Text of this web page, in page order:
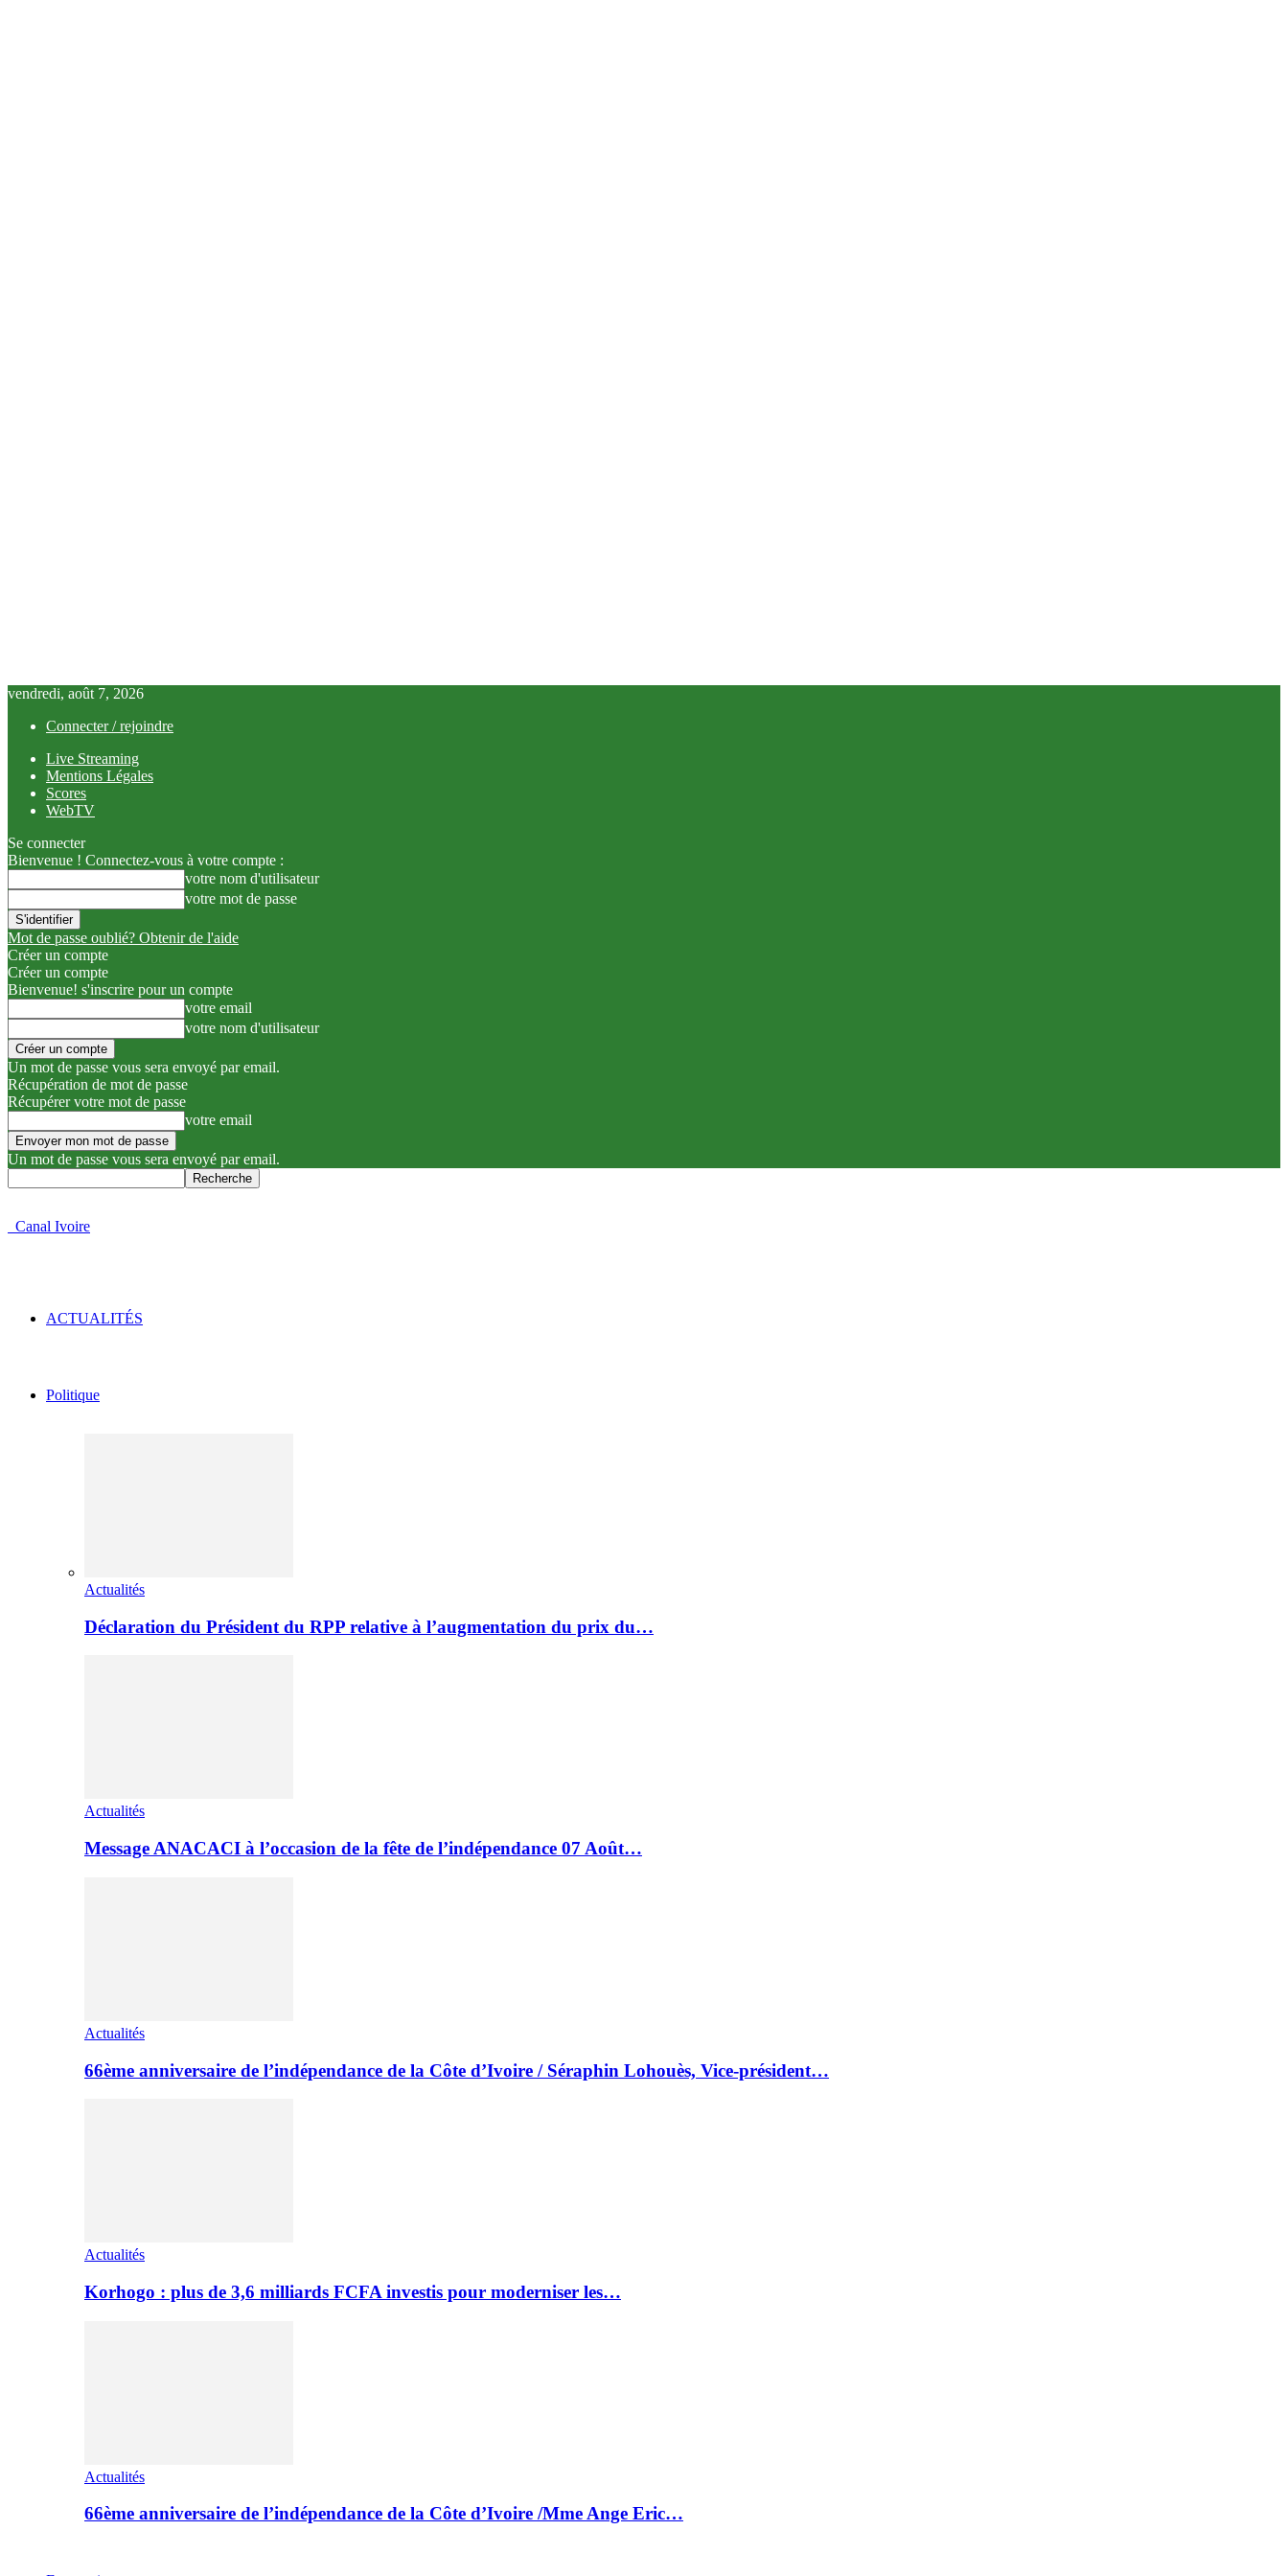
vendredi, août 7, 2026
Connecter / rejoindre
Live Streaming
Mentions Légales
Scores
WebTV
Se connecter
Bienvenue ! Connectez-vous à votre compte :
votre nom d'utilisateur
votre mot de passe
Mot de passe oublié? Obtenir de l'aide
Créer un compte
Créer un compte
Bienvenue! s'inscrire pour un compte
votre email
votre nom d'utilisateur
Un mot de passe vous sera envoyé par email.
Récupération de mot de passe
Récupérer votre mot de passe
votre email
Un mot de passe vous sera envoyé par email.
Canal Ivoire
ACTUALITÉS
Politique
Actualités
Déclaration du Président du RPP relative à l’augmentation du prix du…
Actualités
Message ANACACI à l’occasion de la fête de l’indépendance 07 Août…
Actualités
66ème anniversaire de l’indépendance de la Côte d’Ivoire / Séraphin Lohouès, Vice-président…
Actualités
Korhogo : plus de 3,6 milliards FCFA investis pour moderniser les…
Actualités
66ème anniversaire de l’indépendance de la Côte d’Ivoire /Mme Ange Eric…